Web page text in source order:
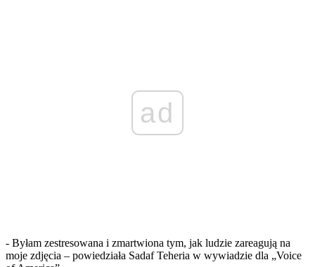
ad
- Byłam zestresowana i zmartwiona tym, jak ludzie zareagują na
moje zdjęcia – powiedziała Sadaf Teheria w wywiadzie dla „Voice